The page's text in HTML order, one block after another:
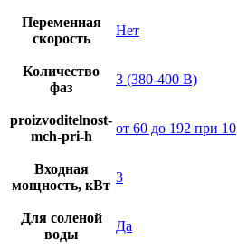
Переменная
скорость
Нет
Количество
фаз
3 (380-400 В)
proizvoditelnost-
mch-pri-h
от 60 до 192 при 10
Входная
мощность, кВт
3
Для соленой
воды
Да